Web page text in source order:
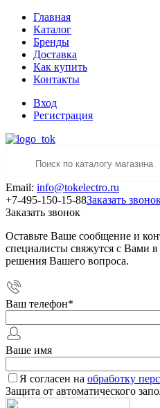
Главная
Каталог
Бренды
Доставка
Как купить
Контакты
Вход
Регистрация
Email: info@tokelectro.ru
+7-495-150-15-88Заказать
Заказать звонок
Оставьте Ваше сообщение и
специалисты свяжутся с Вами
решения Вашего вопроса.
Ваш телефон*
Ваше имя
Я согласен на обработку
Защита от автоматического